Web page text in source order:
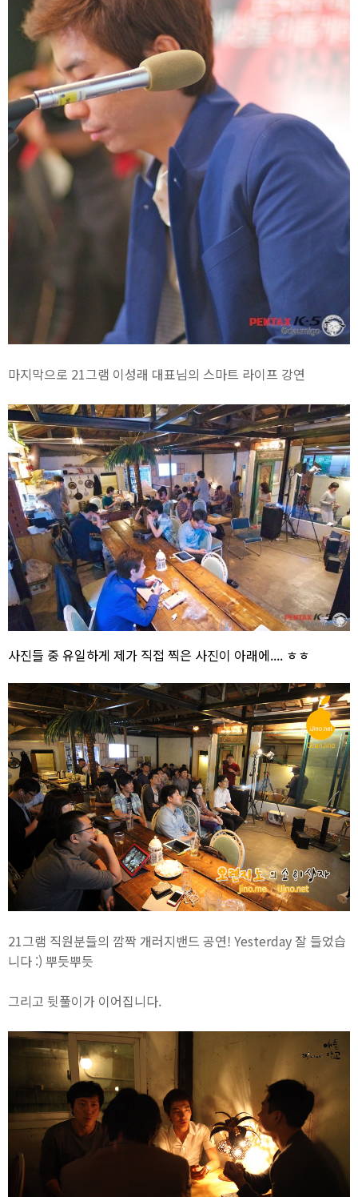
마지막으로 21그램 이성래 대표님의 스마트 라이프 강연
사진들 중 유일하게 제가 직접 찍은 사진이 아래에.... ㅎㅎ
21그램 직원분들의 깜짝 개러지밴드 공연! Yesterday 잘 들었습
니다 :) 뿌듯뿌듯
그리고 뒷풀이가 이어집니다.